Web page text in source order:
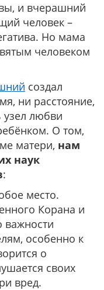
и вчерашний
человек –
Но мама
человеком
создал
ни расстояние,
узел любви
О том,
матери, нам
наук
:
место.
Корана и
особенно к
о
своих
вред.